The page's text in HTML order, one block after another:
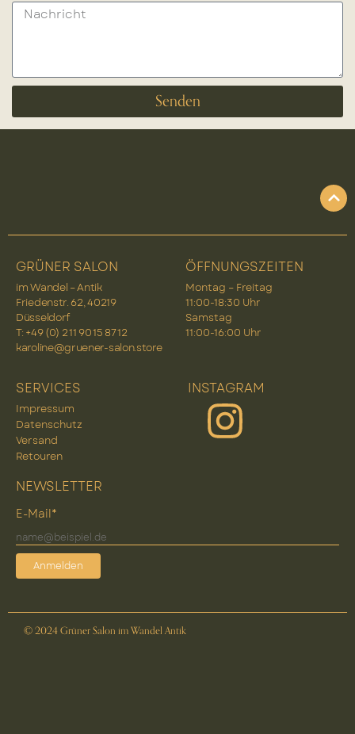
Senden
GRÜNER SALON
im Wandel – Antik
Friedenstr. 62, 40219
Düsseldorf
T: +49 (0) 2 11 90 15 87 12
karoline@gruener-salon.store
ÖFFNUNGSZEITEN
Montag – Freitag
11:00-18:30 Uhr
Samstag
11:00-16:00 Uhr
SERVICES
Impressum
Datenschutz
Versand
Retouren
INSTAGRAM
NEWSLETTER
E-Mail*
Anmelden
© 2024 Grüner Salon im Wandel Antik